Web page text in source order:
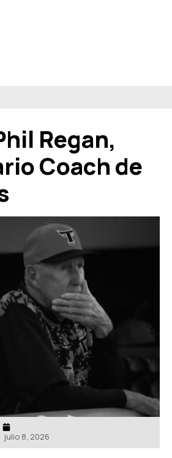
Regan,
Coach de
julio 8, 2026